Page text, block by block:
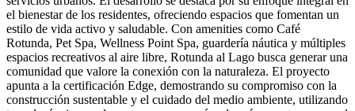
el bienestar de los residentes, ofreciendo espacios que fomentan un
estilo de vida activo y saludable. Con amenities como Café
Rotunda, Pet Spa, Wellness Point Spa, guardería náutica y múltiples
espacios recreativos al aire libre, Rotunda al Lago busca generar una
comunidad que valore la conexión con la naturaleza. El proyecto
apunta a la certificación Edge, demostrando su compromiso con la
construcción sustentable y el cuidado del medio ambiente, utilizando